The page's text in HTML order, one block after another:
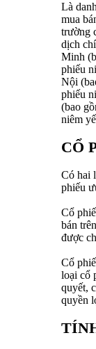
Là
mua
trường
dịch
Minh
phiếu
Nội
phiếu
(bao
niêm
CỔ
Có hai
phiếu
Cổ
bán
được
Cổ
loại cổ
quyết,
quyền